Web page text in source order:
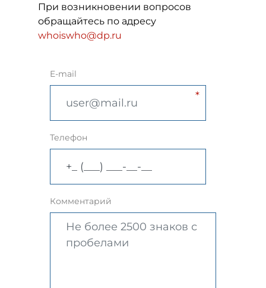
При возникновении вопросов
обращайтесь по адресу
whoiswho@dp.ru
E-mail
Телефон
Комментарий